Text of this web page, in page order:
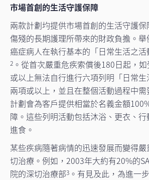
市場首創的生活守護保障
兩款計劃均提供市場首創的生活守護
傷殘的長期護理所帶來的財政負擔。
癌症病人在執行基本的「日常生活之
2 。從首次嚴重危疾索償後180日起，
或以上無法自行進行六項列明「日常
兩項或以上，並且在整個活動過程中需
計劃會為客戶提供相當於名義金額
障。這些列明活動包括沐浴、更衣、
進食。
某些疾病隨著病情的迅速發展而變得
切治療。例如，2003年大約有20%的
院的深切治療部3 。有見及此，為進一